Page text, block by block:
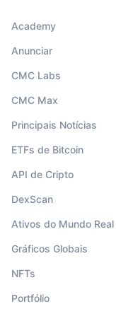
Academy
Anunciar
CMC Labs
CMC Max
Principais Notícias
ETFs de Bitcoin
API de Cripto
DexScan
Ativos do Mundo Real
Gráficos Globais
NFTs
Portfólio